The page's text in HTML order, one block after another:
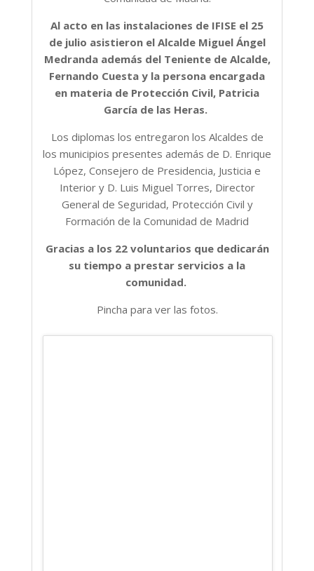
Al acto en las instalaciones de IFISE el 25
de julio asistieron el Alcalde Miguel Ángel
Medranda además del Teniente de Alcalde,
Fernando Cuesta y la persona encargada
en materia de Protección Civil, Patricia
García de las Heras.
Los diplomas los entregaron los Alcaldes de
los municipios presentes además de D. Enrique
López, Consejero de Presidencia, Justicia e
Interior y D. Luis Miguel Torres, Director
General de Seguridad, Protección Civil y
Formación de la Comunidad de Madrid
Gracias a los 22 voluntarios que dedicarán
su tiempo a prestar servicios a la
comunidad.
Pincha para ver las fotos.